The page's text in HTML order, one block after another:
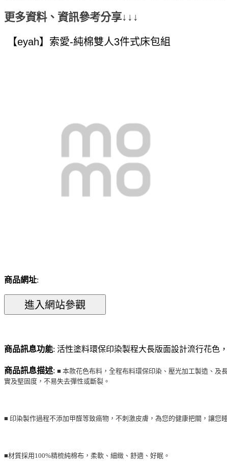
更多資料、資訊參考分享↓↓↓
商品網址:
商品訊息功能: 活性塗料環保印染製程大長版面設計流行花色
商品訊息描述: ■ 本款花色布料，全程布料環保印染、壓光加工製造、及
實及堅固度，不易失去彈性或斷裂。
■ 印染製作過程不添加甲醛等致癌物，不刺激皮膚，為您的健康把關，讓您
■材質採用100%精梳純棉布，柔軟、細緻、舒適、好眠。